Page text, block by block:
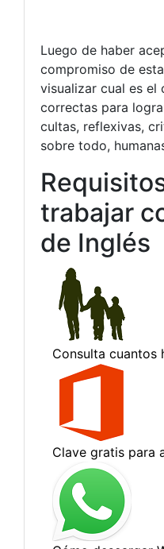
Luego de haber
compromiso de
visualizar cual es el
correctas para
cultas, reflexivas,
sobre todo,
trabajar
de Inglés